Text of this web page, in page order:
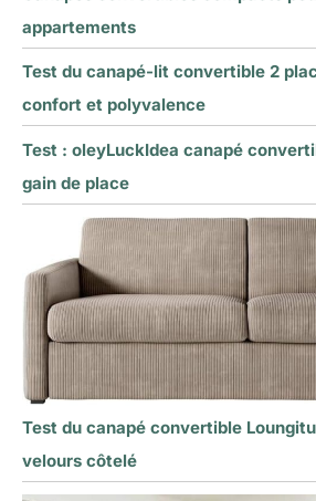
appartements
Test du canapé-lit convertible 2
confort et polyvalence
Test : oleyLuckIdea canapé
gain de place
Test du canapé convertible
velours côtelé